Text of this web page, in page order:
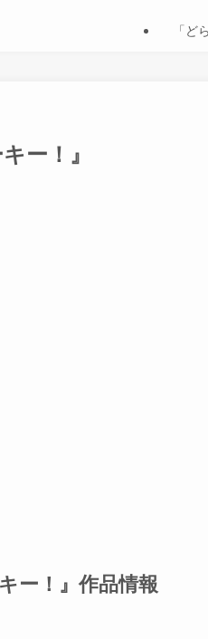
「ど
キー！』
キー！』作品情報